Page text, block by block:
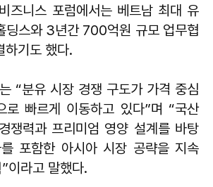
즈니스 포럼에서는 베트남 최대 유
딩스와 3년간 700억원 규모 업무협
기도 했다.
“분유 시장 경쟁 구도가 가격 중심
로 빠르게 이동하고 있다”며 “국산
쟁력과 프리미엄 영양 설계를 바탕
포함한 아시아 시장 공략을 지속
이라고 말했다.